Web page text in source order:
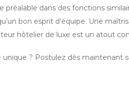
dans des fonctions
bon esprit d’équipe. Une
hôtelier de luxe est un atout
unique ? Postulez dès maintenant